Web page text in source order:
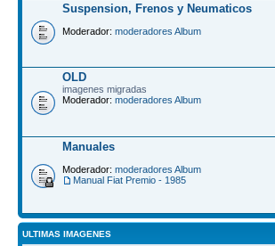
Suspension, Frenos y Neumaticos
Moderador: moderadores Album
OLD
imagenes migradas
Moderador: moderadores Album
Manuales
Moderador: moderadores Album
Manual Fiat Premio - 1985
ULTIMAS IMAGENES